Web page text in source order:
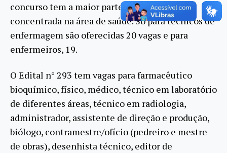
concurso tem a maior parte das vagas
concentrada na área de saúde. Só para técnicos de
enfermagem são oferecidas 20 vagas e para
enfermeiros, 19.
O Edital n° 293 tem vagas para farmacêutico
bioquímico, físico, médico, técnico em laboratório
de diferentes áreas, técnico em radiologia,
administrador, assistente de direção e produção,
biólogo, contramestre/ofício (pedreiro e mestre
de obras), desenhista técnico, editor de